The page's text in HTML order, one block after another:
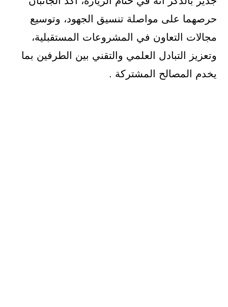
حرصهما على مواصلة تنسيق الجهود، وتوسيع
مجالات التعاون في المشروعات المستقبلية،
وتعزيز التبادل العلمي والتقني بين الطرفين بما
يخدم المصالح المشتركة .